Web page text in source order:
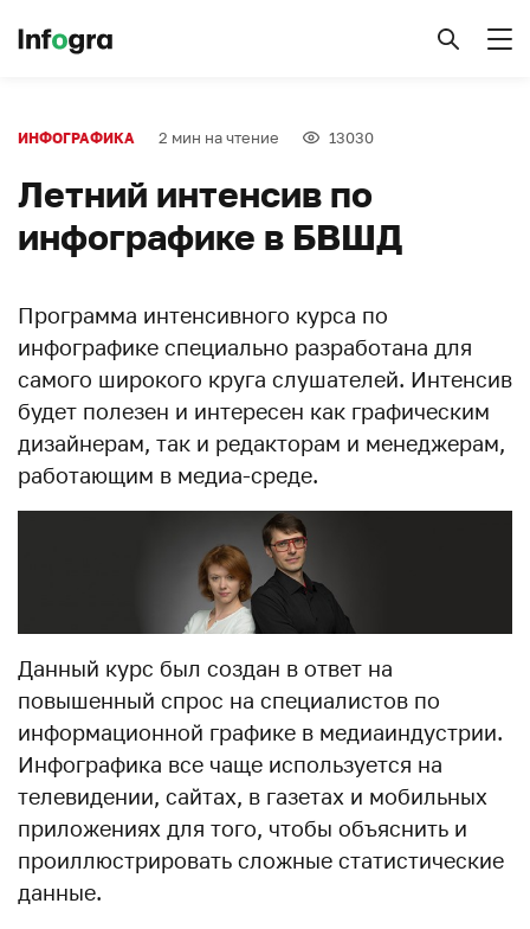
ИНФОГРАФИКА 2 мин на чтение 13030
Летний интенсив по
инфографике в БВШД
Программа интенсивного курса по
инфографике специально разработана для
самого широкого круга слушателей. Интенсив
будет полезен и интересен как графическим
дизайнерам, так и редакторам и менеджерам,
работающим в медиа-среде.
Данный курс был создан в ответ на
повышенный спрос на специалистов по
информационной графике в медиаиндустрии.
Инфографика все чаще используется на
телевидении, сайтах, в газетах и мобильных
приложениях для того, чтобы объяснить и
проиллюстрировать сложные статистические
данные.